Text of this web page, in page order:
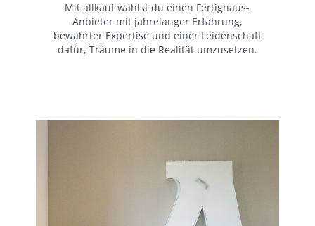
Mit allkauf wählst du einen Fertighaus-
Anbieter mit jahrelanger Erfahrung,
bewährter Expertise und einer Leidenschaft
dafür, Träume in die Realität umzusetzen.